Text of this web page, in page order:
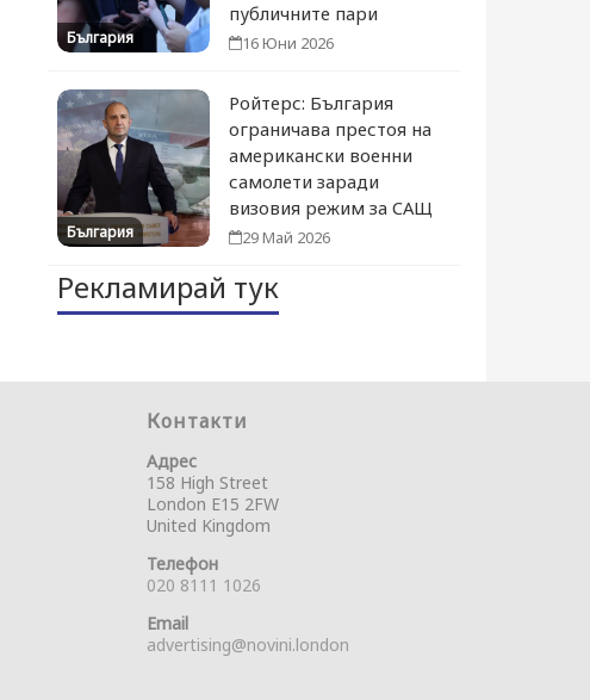
България
публичните пари
16 Юни 2026
България
Ройтерс: България
ограничава престоя на
американски военни
самолети заради
визовия режим за САЩ
29 Май 2026
Рекламирай тук
Контакти
Адрес
158 High Street
London E15 2FW
United Kingdom
Телефон
020 8111 1026
Email
advertising@novini.london